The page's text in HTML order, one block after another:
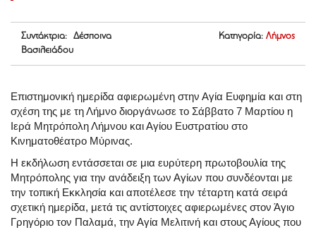
Συντάκτρια: Δέσποινα
Βασιλειάδου
Κατηγορία: Λήμνος
Επιστημονική ημερίδα αφιερωμένη στην Αγία Ευφημία και στη
σχέση της με τη Λήμνο διοργάνωσε το Σάββατο 7 Μαρτίου η
Ιερά Μητρόπολη Λήμνου και Αγίου Ευστρατίου στο
Κινηματοθέατρο Μύρινας.
Η εκδήλωση εντάσσεται σε μια ευρύτερη πρωτοβουλία της
Μητρόπολης για την ανάδειξη των Αγίων που συνδέονται με
την τοπική Εκκλησία και αποτέλεσε την τέταρτη κατά σειρά
σχετική ημερίδα, μετά τις αντίστοιχες αφιερωμένες στον Άγιο
Γρηγόριο τον Παλαμά, την Αγία Μελιτινή και στους Αγίους που